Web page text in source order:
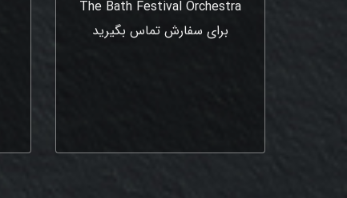
The Bath Festival Orchestra
برای سفارش تماس بگیرید